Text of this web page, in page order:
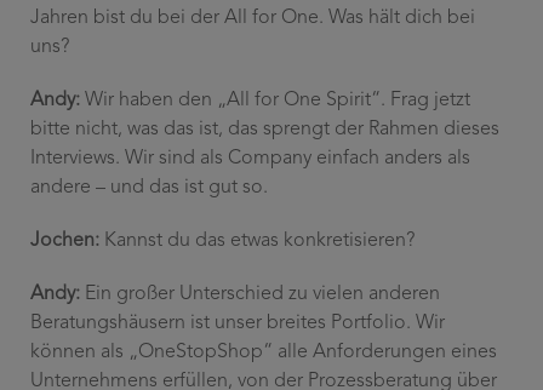
Jahren bist du bei der All for One. Was hält dich bei
uns?
Andy: Wir haben den „All for One Spirit“. Frag jetzt
bitte nicht, was das ist, das sprengt der Rahmen dieses
Interviews. Wir sind als Company einfach anders als
andere – und das ist gut so.
Jochen: Kannst du das etwas konkretisieren?
Andy: Ein großer Unterschied zu vielen anderen
Beratungshäusern ist unser breites Portfolio. Wir
können als „OneStopShop“ alle Anforderungen eines
Unternehmens erfüllen, von der Prozessberatung über